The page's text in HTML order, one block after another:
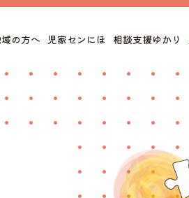
の方へ 児家センにほ 相談支援ゆかり